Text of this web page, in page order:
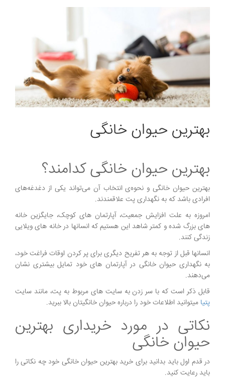
بهترین حیوان خانگی
بهترین حیوان خانگی کدامند؟
بهترین حیوان خانگی و نحوه‌ی انتخاب آن می‌تواند یکی از دغدغه‌های
افرادی باشد که به نگهداری پت علاقمندند.
امروزه به علت افزایش جمعیت، آپارتمان های کوچک، جایگزین خانه
های بزرگ شده و کمتر شاهد این هستیم که انسانها در خانه های ویلایی
زندگی کنند.
انسانها قبل از توجه به هر تفریح دیگری برای پر کردن اوقات فراغت خود،
به نگهداری حیوان خانگی در آپارتمان های خود تمایل بیشتری نشان
می‌دهند.
قابل ذکر است که با سر زدن به سایت های مربوط به پت، مانند سایت
پتیا میتوانید اطلاعات خود را درباره حیوان خانگیتان بالا ببرید.
نکاتی در مورد خریداری بهترین
حیوان خانگی
در قدم اول باید بدانید برای خرید بهترین حیوان خانگی خود چه نکاتی را
باید رعایت کنید.